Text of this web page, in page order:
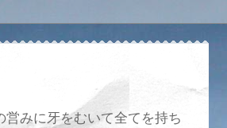
営みに牙をむいて全てを持ち